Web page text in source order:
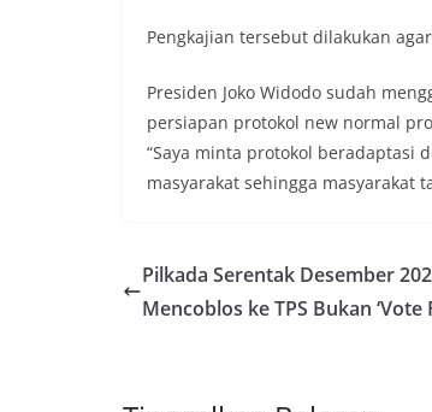
Pengkajian tersebut dilakukan
Presiden Joko Widodo sudah
persiapan protokol new normal
“Saya minta protokol beradaptasi
masyarakat sehingga masyarakat
Pilkada Serentak Desember
Mencoblos ke TPS Bukan ‘Vote